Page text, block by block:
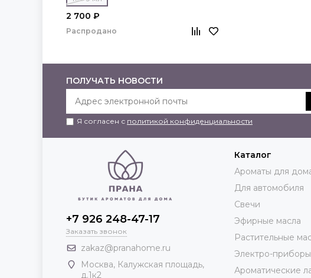
2 700 ₽
Распродано
ПОЛУЧАТЬ НОВОСТИ
Я согласен с политикой конфиденциальности
+7 926 248-47-17
Заказать звонок
zakaz@pranahome.ru
Москва, Калужская площадь,
д.1к2
Каталог
Ароматы для
Для автомобиля
Свечи
Эфирные масла
Растительные
Электро-приборы
Ароматические